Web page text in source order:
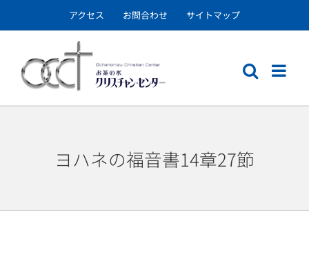
to
アクセス お問合わせ サイトマップ
ヨハネの福音書14章27節